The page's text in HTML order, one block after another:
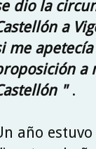
dio la
a
me
a
".
año